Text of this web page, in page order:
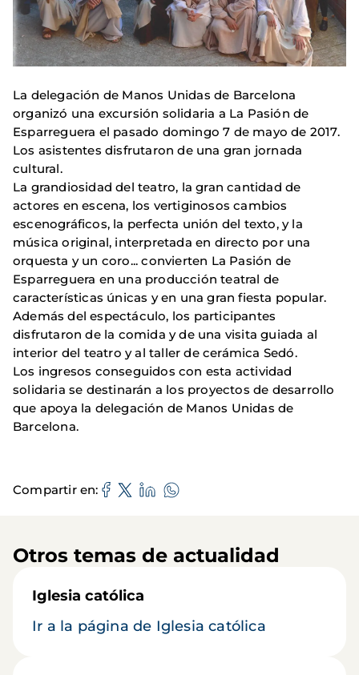
La delegación de Manos Unidas de Barcelona
organizó una excursión solidaria a La Pasión de
Esparreguera el pasado domingo 7 de mayo de 2017.
Los asistentes disfrutaron de una gran jornada
cultural.
La grandiosidad del teatro, la gran cantidad de
actores en escena, los vertiginosos cambios
escenográficos, la perfecta unión del texto, y la
música original, interpretada en directo por una
orquesta y un coro... convierten La Pasión de
Esparreguera en una producción teatral de
características únicas y en una gran fiesta popular.
Además del espectáculo, los participantes
disfrutaron de la comida y de una visita guiada al
interior del teatro y al taller de cerámica Sedó.
Los ingresos conseguidos con esta actividad
solidaria se destinarán a los proyectos de desarrollo
que apoya la delegación de Manos Unidas de
Barcelona.
Compartir en
Otros temas de actualidad
Iglesia católica
Ir a la página de Iglesia católica